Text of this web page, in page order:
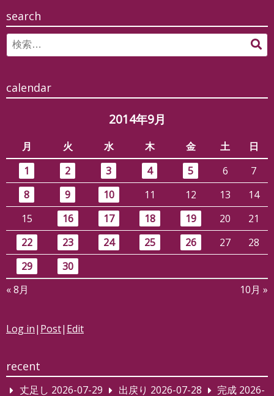
search
Search
for:
検
calendar
2014年9月
月 火 水 木 金 土
日
1
2 3 4 5 6
7
8
9 10 11 12 13
14
15
16 17 18 19 20
21
22
23 24 25 26 27
28
29
30
« 8月
10月 »
Log in| Post| Edit
recent
丈足し 2026-07-29 出戻り 2026-07-28 完成 2026-